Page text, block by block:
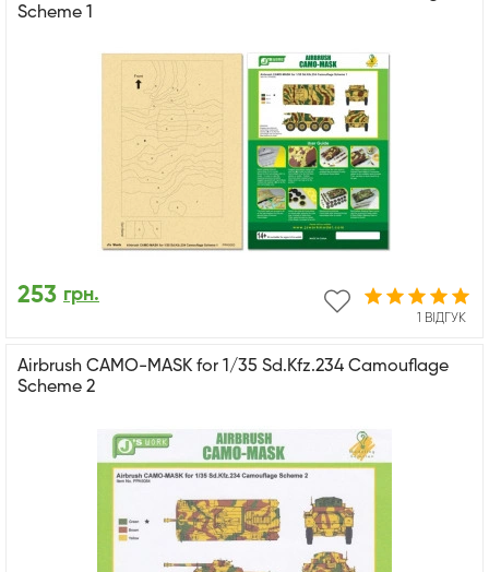
Scheme 1
1 ВІДГУК
253 грн.
Airbrush CAMO-MASK for 1/35 Sd.Kfz.234 Camouflage
Scheme 2